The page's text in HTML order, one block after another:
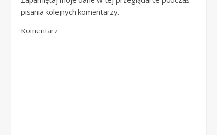
pisania kolejnych komentarzy.
Komentarz